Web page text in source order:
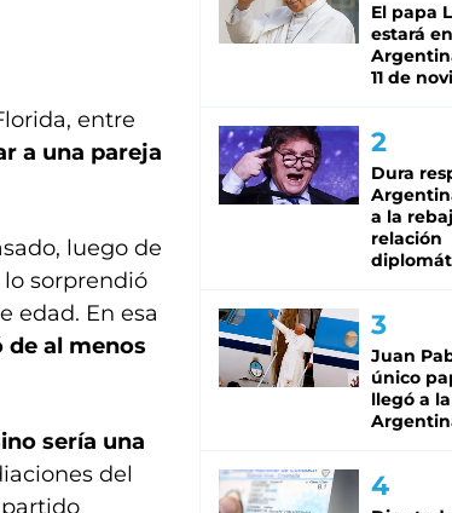
entre
a una pareja
luego de
lo sorprendió
edad. En esa
de al menos
sería una
del
El papa
estará
11 de
Dura
a la
relación
Juan
único
llegó a la